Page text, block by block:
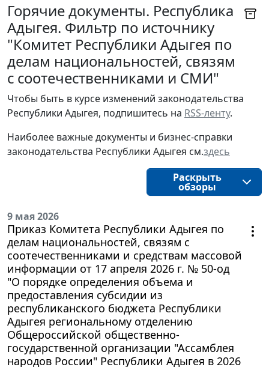
Горячие документы. Республика
Адыгея. Фильтр по источнику
"Комитет Республики Адыгея по
делам национальностей, связям
с соотечественниками и СМИ"
Чтобы быть в курсе изменений законодательства
Республики Адыгея, подпишитесь на RSS-ленту.
Наиболее важные документы и бизнес-справки
законодательства Республики Адыгея см.здесь
Раскрыть
обзоры
9 мая 2026
Приказ Комитета Республики Адыгея по
делам национальностей, связям с
соотечественниками и средствам массовой
информации от 17 апреля 2026 г. № 50-од
"О порядке определения объема и
предоставления субсидии из
республиканского бюджета Республики
Адыгея региональному отделению
Общероссийской общественно-
государственной организации "Ассамблея
народов России" Республики Адыгея в 2026